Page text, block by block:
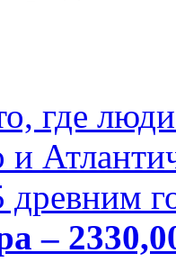
где
древним
–